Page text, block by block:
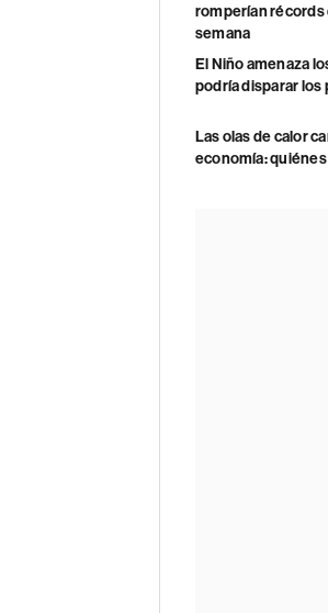
romperían récords
semana
El Niño amenaza
podría disparar los
Las olas de calor
economía: